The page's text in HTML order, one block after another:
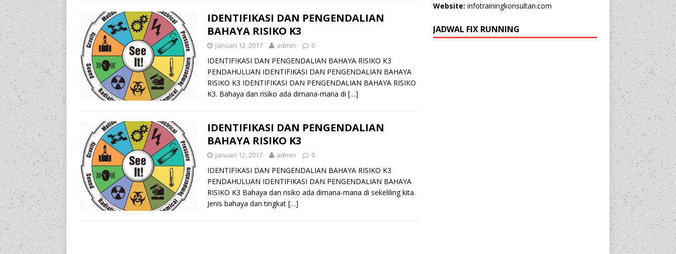
IDENTIFIKASI DAN PENGENDALIAN
BAHAYA RISIKO K3
Januari 12, 2017 admin 0
IDENTIFIKASI DAN PENGENDALIAN BAHAYA RISIKO K3
PENDAHULUAN IDENTIFIKASI DAN PENGENDALIAN BAHAYA
RISIKO K3 IDENTIFIKASI DAN PENGENDALIAN BAHAYA RISIKO
K3. Bahaya dan risiko ada dimana-mana di […]
IDENTIFIKASI DAN PENGENDALIAN
BAHAYA RISIKO K3
Januari 12, 2017 admin 0
IDENTIFIKASI DAN PENGENDALIAN BAHAYA RISIKO K3
PENDAHULUAN IDENTIFIKASI DAN PENGENDALIAN BAHAYA
RISIKO K3 Bahaya dan risiko ada dimana-mana di sekeliling kita.
Jenis bahaya dan tingkat […]
Website: infotrainingkonsultan.com
JADWAL FIX RUNNING